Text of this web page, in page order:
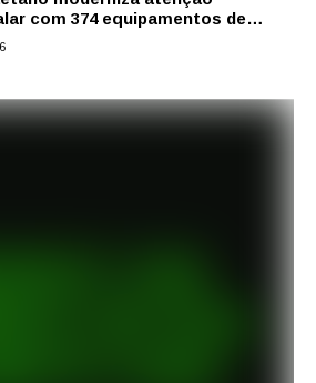
com 374 equipamentos de